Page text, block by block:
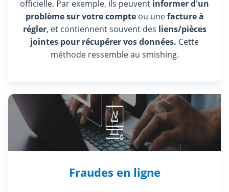
officielle. Par exemple, ils peuvent informer d'un
problème sur votre compteou unefacture à
régler, et contiennent souvent des liens/pièces
jointes pour récupérer vos données. Cette
méthode ressemble au smishing.
Fraudes en ligne